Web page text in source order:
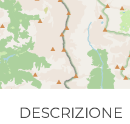
DESCRIZIONE